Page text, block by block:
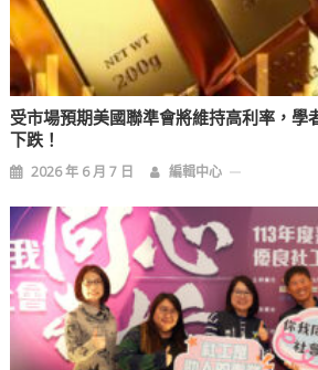
受市場預期美國聯準會將維持高利率，學
下跌！
2026 年 6 月 7 日 編輯中心